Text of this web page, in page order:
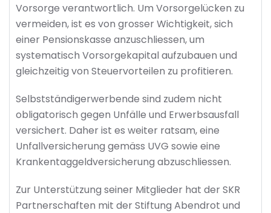
Vorsorge verantwortlich. Um Vorsorgelücken zu
vermeiden, ist es von grosser Wichtigkeit, sich
einer Pensionskasse anzuschliessen, um
systematisch Vorsorgekapital aufzubauen und
gleichzeitig von Steuervorteilen zu profitieren.
Selbstständigerwerbende sind zudem nicht
obligatorisch gegen Unfälle und Erwerbsausfall
versichert. Daher ist es weiter ratsam, eine
Unfallversicherung gemäss UVG sowie eine
Krankentaggeldversicherung abzuschliessen.
Zur Unterstützung seiner Mitglieder hat der SKR
Partnerschaften mit der Stiftung Abendrot und